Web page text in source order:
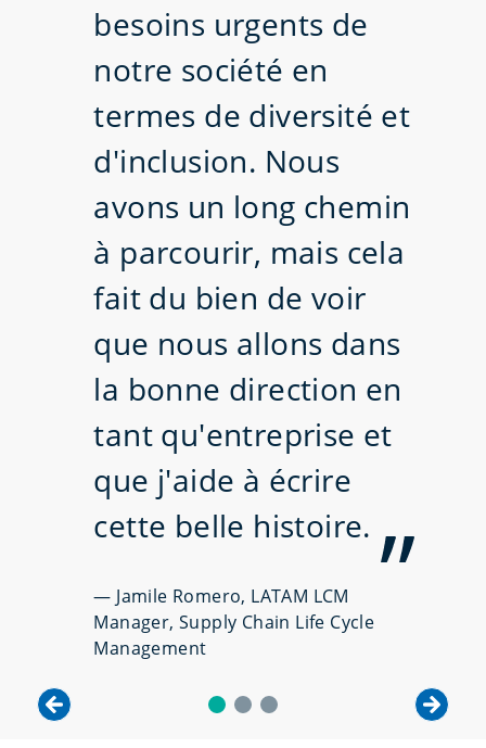
besoins urgents de
notre société en
termes de diversité et
d'inclusion. Nous
avons un long chemin
à parcourir, mais cela
fait du bien de voir
que nous allons dans
la bonne direction en
tant qu'entreprise et
que j'aide à écrire
cette belle histoire.
— Jamile Romero, LATAM LCM
Manager, Supply Chain Life Cycle
Management